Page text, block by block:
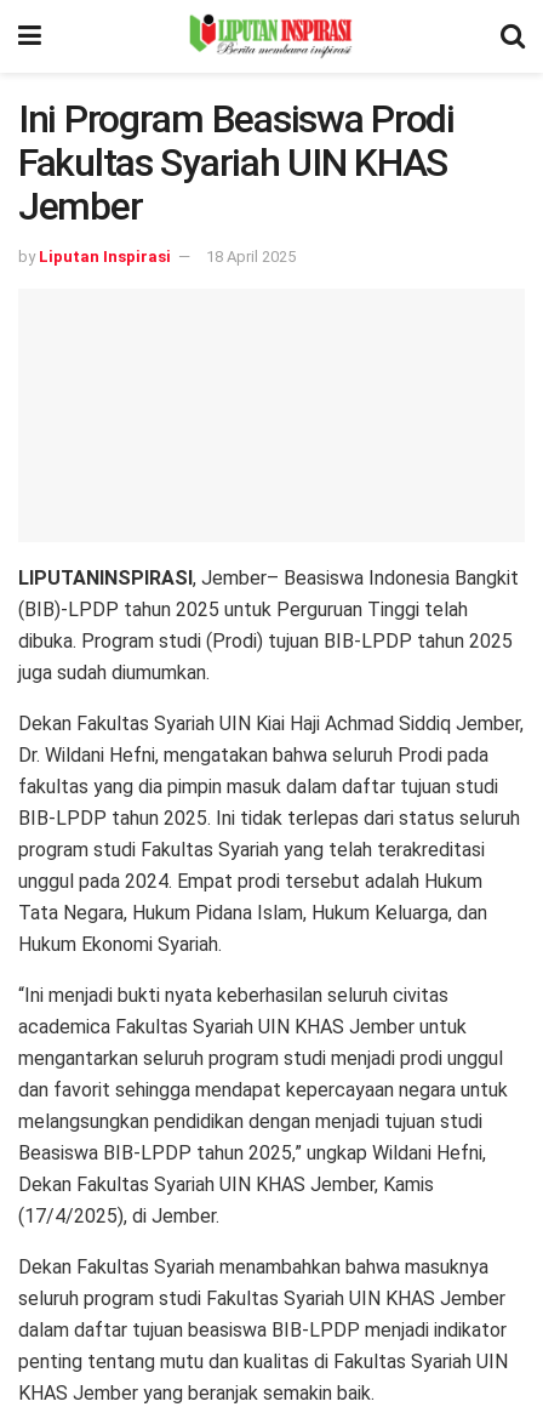
Ini Program Beasiswa Prodi
Fakultas Syariah UIN KHAS
Jember
by Liputan Inspirasi 18 April 2025
LIPUTANINSPIRASI, Jember– Beasiswa Indonesia Bangkit
(BIB)-LPDP tahun 2025 untuk Perguruan Tinggi telah
dibuka. Program studi (Prodi) tujuan BIB-LPDP tahun 2025
juga sudah diumumkan.
Dekan Fakultas Syariah UIN Kiai Haji Achmad Siddiq Jember,
Dr. Wildani Hefni, mengatakan bahwa seluruh Prodi pada
fakultas yang dia pimpin masuk dalam daftar tujuan studi
BIB-LPDP tahun 2025. Ini tidak terlepas dari status seluruh
program studi Fakultas Syariah yang telah terakreditasi
unggul pada 2024. Empat prodi tersebut adalah Hukum
Tata Negara, Hukum Pidana Islam, Hukum Keluarga, dan
Hukum Ekonomi Syariah.
“Ini menjadi bukti nyata keberhasilan seluruh civitas
academica Fakultas Syariah UIN KHAS Jember untuk
mengantarkan seluruh program studi menjadi prodi unggul
dan favorit sehingga mendapat kepercayaan negara untuk
melangsungkan pendidikan dengan menjadi tujuan studi
Beasiswa BIB-LPDP tahun 2025,” ungkap Wildani Hefni,
Dekan Fakultas Syariah UIN KHAS Jember, Kamis
(17/4/2025), di Jember.
Dekan Fakultas Syariah menambahkan bahwa masuknya
seluruh program studi Fakultas Syariah UIN KHAS Jember
dalam daftar tujuan beasiswa BIB-LPDP menjadi indikator
penting tentang mutu dan kualitas di Fakultas Syariah UIN
KHAS Jember yang beranjak semakin baik.